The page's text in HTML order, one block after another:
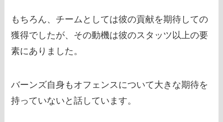
もちろん、チームとしては彼の貢献を期待しての
獲得でしたが、その動機は彼のスタッツ以上の要
素にありました。
バーンズ自身もオフェンスについて大きな期待を
持っていないと話しています。